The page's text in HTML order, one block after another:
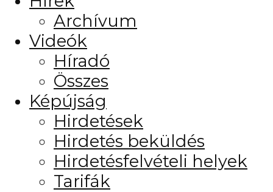
Archívum
Videók
Híradó
Összes
Képújság
Hirdetések
Hirdetés beküldés
Hirdetésfelvételi helyek
Tarifák